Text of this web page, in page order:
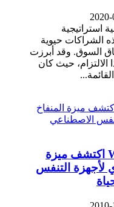
استراتيجية
الشراكات حيوية
السوق. وقد أبرزت
حيث كان
WS9250-24-240-X200 اكتشف ميزة
لأجهزة التنفس